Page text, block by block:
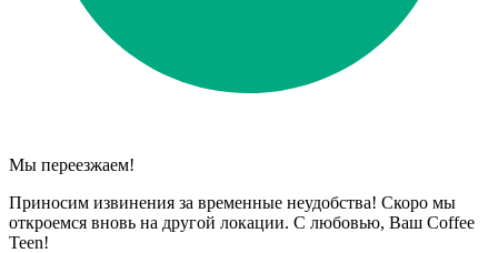
Мы переезжаем!
Приносим извинения за временные неудобства! Скоро мы
откроемся вновь на другой локации. С любовью, Ваш Coffee
Teen!